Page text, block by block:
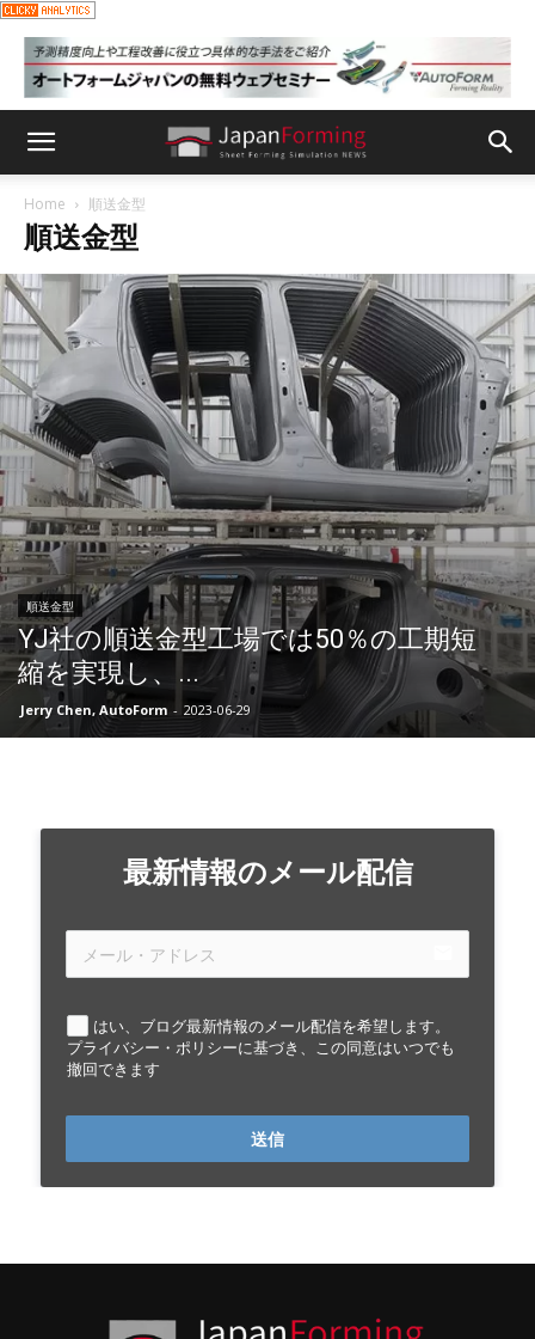
Home 順送金型
順送金型
順送金型
YJ社の順送金型工場では50％の工期短
縮を実現し、...
Jerry Chen, AutoForm - 2023-06-29
最新情報のメール配信
はい、ブログ最新情報のメール配信を希望します。
プライバシー・ポリシーに基づき、この同意はいつでも
撤回できます
送信